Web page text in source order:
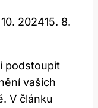
10. 202415. 8.
podstoupit
vašich
V článku